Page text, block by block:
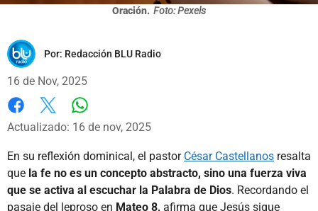
Oración. Foto: Pexels
Por: Redacción BLU Radio
16 de Nov, 2025
Facebook
X
Actualizado: 16 de nov, 2025
En su reflexión dominical, el pastor César Castellanos resalta
que la fe no es un concepto abstracto, sino una fuerza viva
que se activa al escuchar la Palabra de Dios. Recordando el
pasaje del leproso en Mateo 8, afirma que Jesús sigue